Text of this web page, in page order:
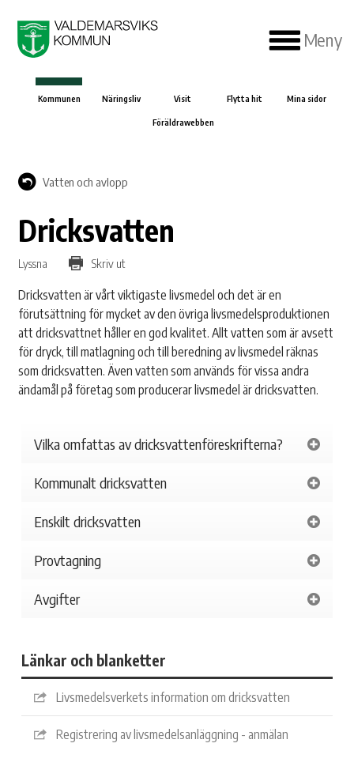
Meny
Kommunen Näringsliv Visit Flytta hit Mina sidor
Föräldrawebben
Vatten och avlopp
Dricksvatten
Lyssna Skriv ut
Dricksvatten är vårt viktigaste livsmedel och det är en
förutsättning för mycket av den övriga livsmedelsproduktionen
att dricksvattnet håller en god kvalitet. Allt vatten som är avsett
för dryck, till matlagning och till beredning av livsmedel räknas
som dricksvatten. Även vatten som används för vissa andra
ändamål på företag som producerar livsmedel är dricksvatten.
Vilka omfattas av dricksvattenföreskrifterna?
Kommunalt dricksvatten
Enskilt dricksvatten
Provtagning
Avgifter
Länkar och blanketter
Livsmedelsverkets information om dricksvatten
Registrering av livsmedelsanläggning - anmälan